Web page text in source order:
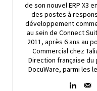
de son nouvel ERP X3
des postes à
développement
au sein de Connect
2011, après 6 ans au
Commercial chez
Direction française du
DocuWare, parmi les